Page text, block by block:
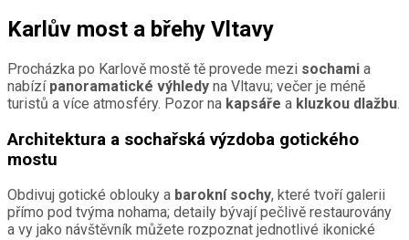
Karlův most a břehy Vltavy
Procházka po Karlově mostě tě provede mezi sochami a
nabízí panoramatické výhledy na Vltavu; večer je méně
turistů a více atmosféry. Pozor na kapsáře a kluzkou dlažbu.
Architektura a sochařská výzdoba gotického
mostu
Obdivuj gotické oblouky a barokní sochy, které tvoří galerii
přímo pod tvýma nohama; detaily bývají pečlivě restaurovány
a vy jako návštěvník můžete rozpoznat jednotlivé ikonické